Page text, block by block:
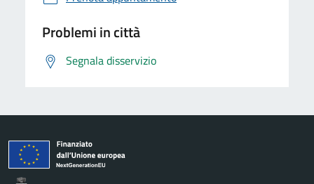
Problemi in città
Segnala disservizio